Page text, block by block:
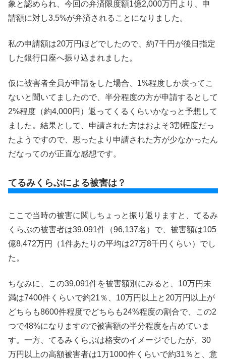
象と認められ、今回の弁済限度額1億2,000万円より、申
請額に対し3.5%が弁済されることになりました。
私の申請額は20万円ほどでしたので、約7千円が後日指定
した銀行口座へ振り込まれました。
仮に被害者全員が申請をした場合、1%程度しか戻ってこ
ないと聞いてましたので、半分程度の方が申請するとして
2%程度（約4,000円）返ってくるくらいかなっと予想して
ました。結果として、申請された方はおよそ3割程度だっ
たようですので、思ったより申請された方が少なかったん
だなってのが正直な感想です。
てるみくらぶによる被害は？
ここで当時の被害に関しちょっと振り返りますと、てるみ
くらぶの被害者は39,091件（96,137名）で、被害額は105
億8,472万円（1件あたりの平均は27万8千円くらい）でし
た。
ちなみに、この39,091件を被害額別にみると、10万円未
満は7400件くらいで約21％、10万円以上と20万円以上が
どちらも8600件程度でどちらも24%程度の割合で、この2
つで48%になりますので被害額の半分程度を占めていま
す。一方、てるみくらぶは格安のイメージでしたが、30
万円以上の高額被害者は1万1000件くらいで約31％と、意